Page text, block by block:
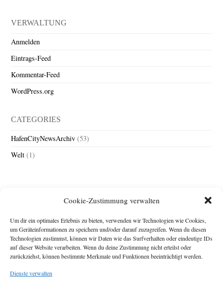
Cookie-Zustimmung verwalten
Um dir ein optimales Erlebnis zu bieten, verwenden wir Technologien wie Cookies,
um Geräteinformationen zu speichern und/oder darauf zuzugreifen. Wenn du diesen
Technologien zustimmst, können wir Daten wie das Surfverhalten oder eindeutige IDs
auf dieser Website verarbeiten. Wenn du deine Zustimmung nicht erteilst oder
zurückziehst, können bestimmte Merkmale und Funktionen beeinträchtigt werden.
Dienste verwalten
VERWALTUNG
Anmelden
Eintrags-Feed
Kommentar-Feed
WordPress.org
CATEGORIES
HafenCityNewsArchiv (53)
Welt (1)
Impressum
Michael Baden,